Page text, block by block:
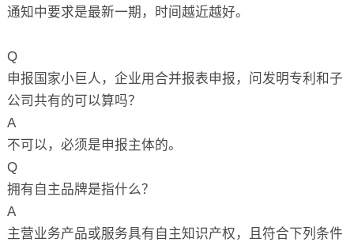
通知中要求是最新一期，时间越近越好。
Q
申报国家小巨人，企业用合并报表申报，问发明专利和子
公司共有的可以算吗？
A
不可以，必须是申报主体的。
Q
拥有自主品牌是指什么？
A
主营业务产品或服务具有自主知识产权，且符合下列条件